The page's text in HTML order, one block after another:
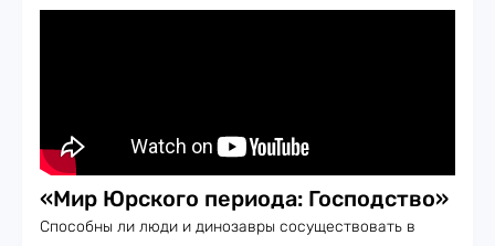
«Мир Юрского периода: Господство»
Способны ли люди и динозавры сосуществовать в